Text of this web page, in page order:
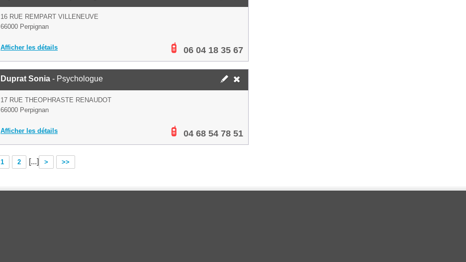
16 RUE REMPART VILLENEUVE
66000 Perpignan
Afficher les détails 06 04 18 35 67
Duprat Sonia - Psychologue
17 RUE THEOPHRASTE RENAUDOT
66000 Perpignan
Afficher les détails 04 68 54 78 51
1 2 [...] > >>